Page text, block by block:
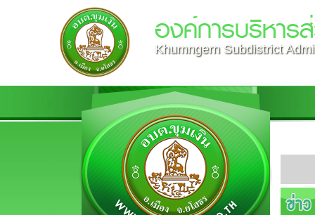
องค์การบริหาร
Khumngern Subdistrict